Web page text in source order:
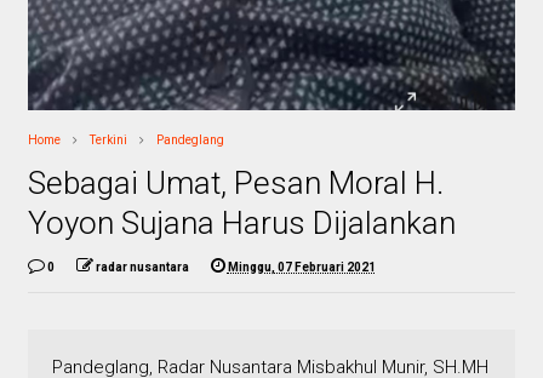
Home Terkini Pandeglang
Sebagai Umat, Pesan Moral H.
Yoyon Sujana Harus Dijalankan
0 radar nusantara Minggu, 07 Februari 2021
Pandeglang, Radar Nusantara Misbakhul Munir, SH.MH